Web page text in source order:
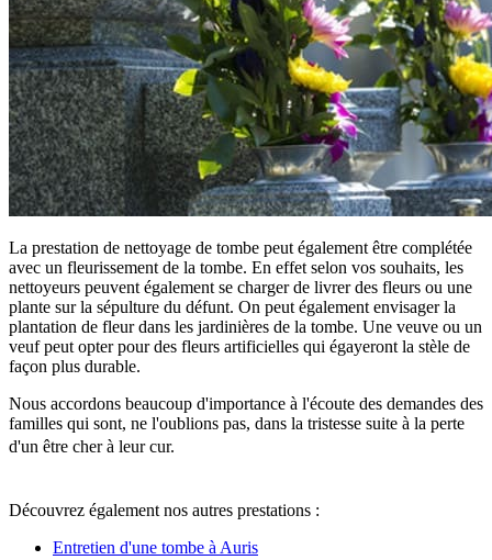
La prestation de nettoyage de tombe peut également être complétée
avec un fleurissement de la tombe. En effet selon vos souhaits, les
nettoyeurs peuvent également se charger de livrer des fleurs ou une
plante sur la sépulture du défunt. On peut également envisager la
plantation de fleur dans les jardinières de la tombe. Une veuve ou un
veuf peut opter pour des fleurs artificielles qui égayeront la stèle de
façon plus durable.
Nous accordons beaucoup d'importance à l'écoute des demandes des
familles qui sont, ne l'oublions pas, dans la tristesse suite à la perte
d'un être cher à leur cur.
Découvrez également nos autres prestations :
Entretien d'une tombe à Auris